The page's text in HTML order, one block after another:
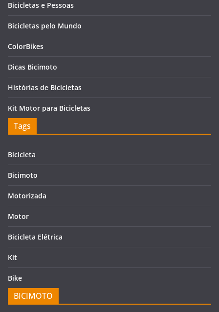
Bicicletas e Pessoas
Bicicletas pelo Mundo
ColorBikes
Dicas Bicimoto
Histórias de Bicicletas
Kit Motor para Bicicletas
Tags
Bicicleta
Bicimoto
Motorizada
Motor
Bicicleta Elétrica
Kit
Bike
BICIMOTO